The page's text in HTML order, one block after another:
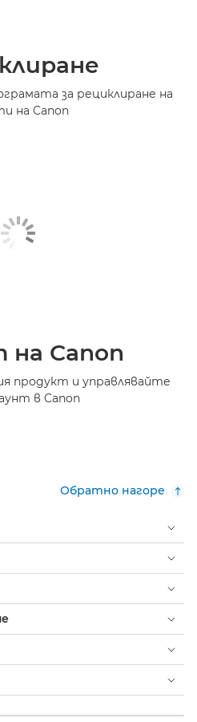
за рециклиране на
на Canon
на Canon
продукт и управлявайте
в Canon
Обратно нагоре